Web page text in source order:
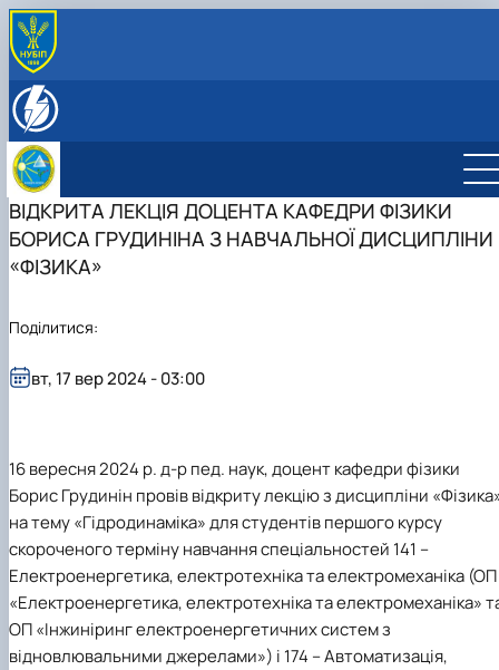
ПРО НАС
НАУКОВО-ІНОВАЦІЙНА ДІЯЛЬНІСТЬ
Студентські наукові гуртки
ОСВІТНЯ ДІЯЛЬНІСТЬ
Робочі програми
Електронні навчальні курси
Навчальна література
ВІДКРИТА ЛЕКЦІЯ ДОЦЕНТА КАФЕДРИ ФІЗИКИ
БОРИСА ГРУДИНІНА З НАВЧАЛЬНОЇ ДИСЦИПЛІНИ
«ФІЗИКА»
16 вересня 2024 р. д-р пед. наук, доцент кафедри фізики
Борис Грудинін провів відкриту лекцію з дисципліни
на тему «Гідродинаміка» для студентів першого курсу
скороченого терміну навчання спеціальностей 141 –
Електроенергетика, електротехніка та електромеханіка (ОП
«Електроенергетика, електротехніка та електромеханіка»
ОП «Інжиніринг електроенергетичних систем з
відновлювальними джерелами») і 174 – Автоматизація,
вт, 17 вер 2024 - 03:00
Поділитися: